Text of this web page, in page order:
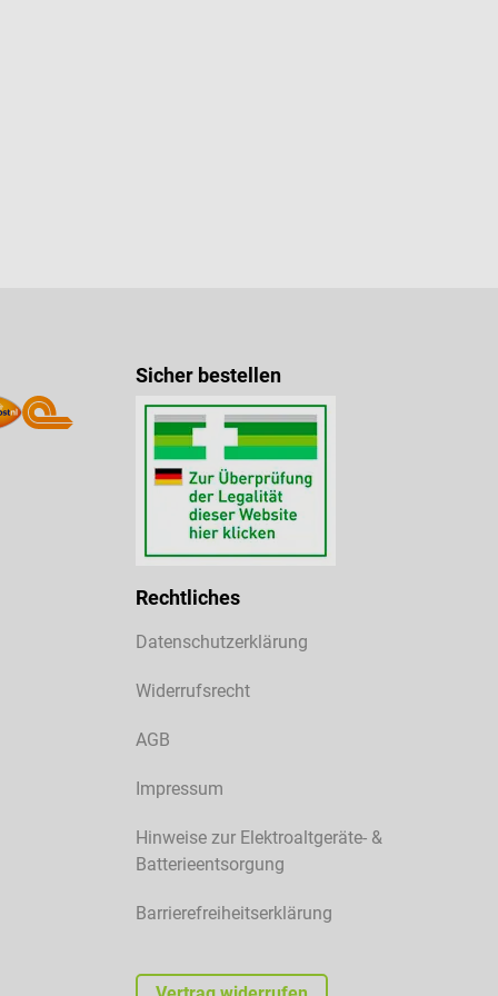
Sicher bestellen
Rechtliches
Datenschutzerklärung
Widerrufsrecht
AGB
Impressum
Hinweise zur Elektroaltgeräte- &
Batterieentsorgung
Barrierefreiheitserklärung